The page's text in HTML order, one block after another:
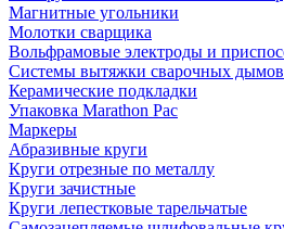
Магнитные угольники
Молотки сварщика
Вольфрамовые электроды и
Системы вытяжки сварочных дымов
Керамические подкладки
Упаковка Marathon Pac
Маркеры
Абразивные круги
Круги отрезные по металлу
Круги зачистные
Круги лепестковые тарельчатые